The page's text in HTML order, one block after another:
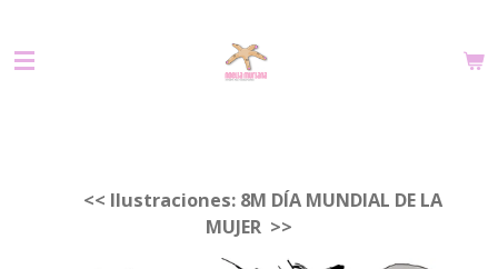
al
contenido
<< Ilustraciones: 8M DÍA MUNDIAL DE LA
MUJER >>